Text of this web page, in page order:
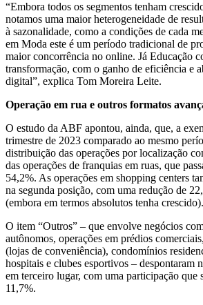
“Embora todos os segmentos tenham
notamos uma maior heterogeneidade de
à sazonalidade, como a condições de cada
em Moda este é um período tradicional de
maior concorrência no online. Já Educação
transformação, com o ganho de eficiência e
digital”, explica Tom Moreira Leite.
Operação em rua e outros formatos
O estudo da ABF apontou, ainda, que, a
trimestre de 2023 comparado ao mesmo
distribuição das operações por localização
das operações de franquias em ruas, que
54,2%. As operações em shopping centers
na segunda posição, com uma redução de
(embora em termos absolutos tenha crescido).
O item “Outros” – que envolve negócios
autônomos, operações em prédios
(lojas de conveniência), condomínios
hospitais e clubes esportivos – despontaram
em terceiro lugar, com uma participação que
11,7%.